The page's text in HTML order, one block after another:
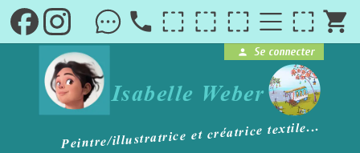
brightness_1
person Se connecter
Isabelle Weber
Peintre/illustratrice et créatrice textile...
local_phone shopping_cart